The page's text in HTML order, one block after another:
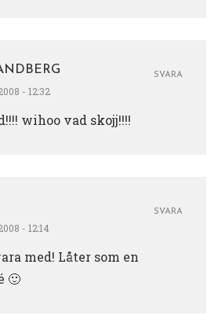
- 12:32
wihoo vad skojj!!!!
SVARA
- 12:14
med! Låter som en
🙂
SVARA